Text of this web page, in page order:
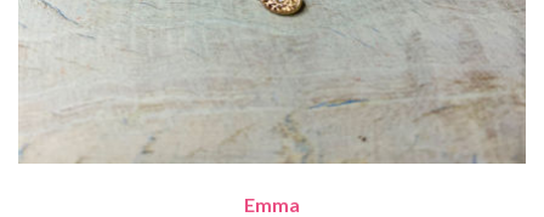
Emma